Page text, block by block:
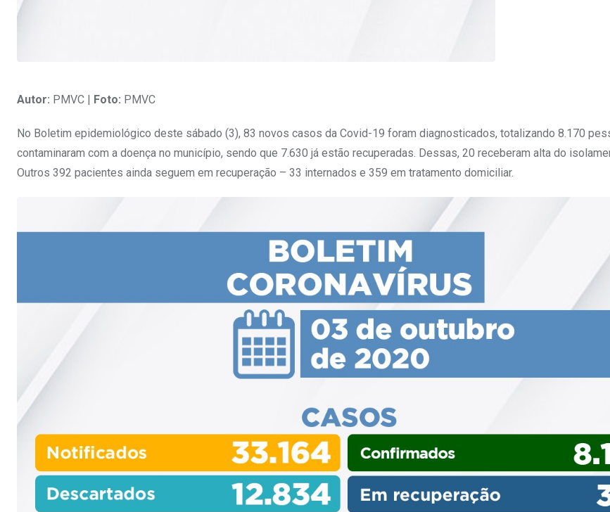
Autor: PMVC | Foto: PMVC
No Boletim epidemiológico deste sábado (3), 83 novos casos da Covid-19 foram diagnosticados, totalizando 8.170
contaminaram com a doença no município, sendo que 7.630 já estão recuperadas. Dessas, 20 receberam alta do
Outros 392 pacientes ainda seguem em recuperação – 33 internados e 359 em tratamento domiciliar.